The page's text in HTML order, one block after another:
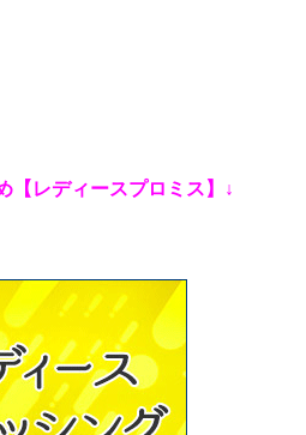
【レディースプロミス】↓